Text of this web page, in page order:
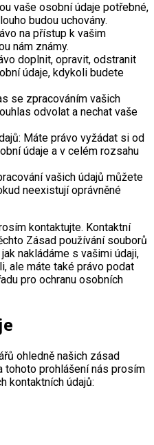
vaše osobní údaje potřebné,
budou uchovány.
na přístup k vašim
nám známy.
doplnit, opravit, odstranit
údaje, kdykoli budete
se zpracováním vašich
odvolat a nechat vaše
Máte právo vyžádat si od
údaje a v celém rozsahu
vašich údajů můžete
neexistují oprávněné
kontaktujte. Kontaktní
Zásad používání souborů
nakládáme s vašimi údaji,
ale máte také právo podat
pro ochranu osobních
ohledně našich zásad
prohlášení nás prosím
kontaktních údajů: